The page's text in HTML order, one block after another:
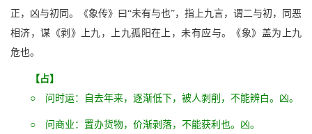
正，凶与初同。《象传》曰“未有与也”，指上九言，谓二与初，同恶
相济，谋《剥》上九，上九孤阳在上，未有应与。《象》盖为上九
危也。
【占】
○ 问时运：自去年来，逐渐低下，被人剥削，不能辨白。凶。
○ 问商业：置办货物，价渐剥落，不能获利也。凶。